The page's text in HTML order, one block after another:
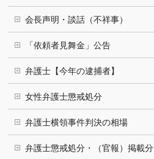
会長声明・談話（不祥事）
「依頼者見舞金」公告
弁護士【今年の逮捕者】
女性弁護士懲戒処分
弁護士横領事件判決の相場
弁護士懲戒処分・（官報）掲載分